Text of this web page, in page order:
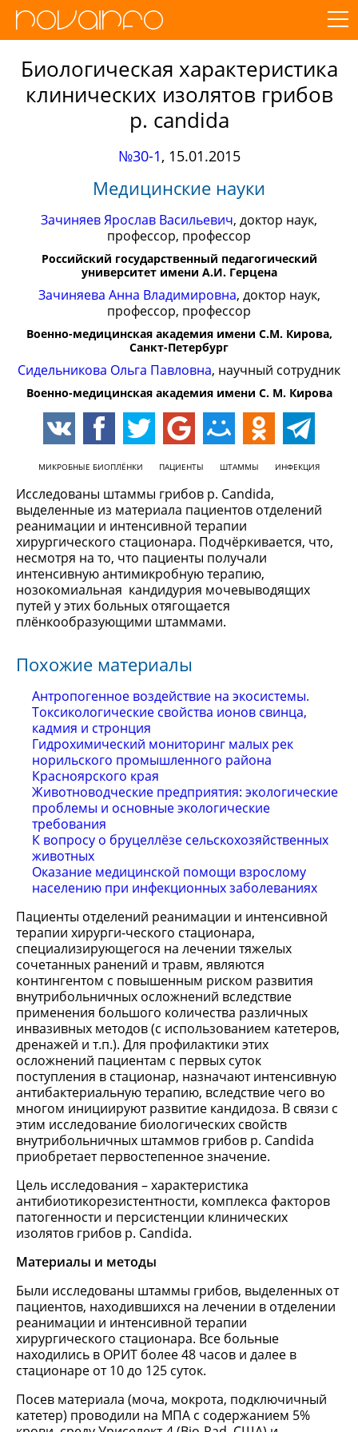
Биологическая характеристика
клинических изолятов грибов
p. candida
№30-1, 15.01.2015
Медицинские науки
Зачиняев Ярослав Васильевич, доктор наук,
профессор, профессор
Российский государственный педагогический
университет имени А.И. Герцена
Зачиняева Анна Владимировна, доктор наук,
профессор, профессор
Военно-медицинская академия имени С.М. Кирова,
Санкт-Петербург
Сидельникова Ольга Павловна, научный сотрудник
Военно-медицинская академия имени С. М. Кирова
МИКРОБНЫЕ БИОПЛЁНКИ ПАЦИЕНТЫ ШТАММЫ ИНФЕКЦИЯ
Исследованы штаммы грибов р. Candida,
выделенные из материала пациентов отделений
реанимации и интенсивной терапии
хирургического стационара. Подчёркивается, что,
несмотря на то, что пациенты получали
интенсивную антимикробную терапию,
нозокомиальная кандидурия мочевыводящих
путей у этих больных отягощается
плёнкообразующими штаммами.
Похожие материалы
Антропогенное воздействие на экосистемы.
Токсикологические свойства ионов свинца,
кадмия и стронция
Гидрохимический мониторинг малых рек
норильского промышленного района
Красноярского края
Животноводческие предприятия: экологические
проблемы и основные экологические
требования
К вопросу о бруцеллёзе сельскохозяйственных
животных
Оказание медицинской помощи взрослому
населению при инфекционных заболеваниях
Пациенты отделений реанимации и интенсивной
терапии хирурги-ческого стационара,
специализирующегося на лечении тяжелых
сочетанных ранений и травм, являются
контингентом с повышенным риском развития
внутрибольничных осложнений вследствие
применения большого количества различных
инвазивных методов (с использованием катетеров,
дренажей и т.п.). Для профилактики этих
осложнений пациентам с первых суток
поступления в стационар, назначают интенсивную
антибактериальную терапию, вследствие чего во
многом инициируют развитие кандидоза. В связи с
этим исследование биологических свойств
внутрибольничных штаммов грибов р. Candida
приобретает первостепенное значение.
Цель исследования – характеристика
антибиотикорезистентности, комплекса факторов
патогенности и персистенции клинических
изолятов грибов р. Candida.
Материалы и методы
Были исследованы штаммы грибов, выделенных от
пациентов, находившихся на лечении в отделении
реанимации и интенсивной терапии
хирургического стационара. Все больные
находились в ОРИТ более 48 часов и далее в
стационаре от 10 до 125 суток.
Посев материала (моча, мокрота, подключичный
катетер) проводили на МПА с содержанием 5%